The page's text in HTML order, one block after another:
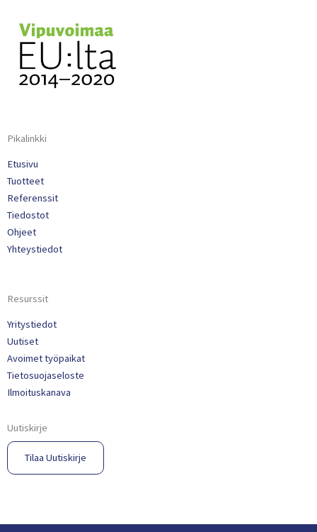
Pikalinkki
Etusivu
Tuotteet
Referenssit
Tiedostot
Ohjeet
Yhteystiedot
Resurssit
Yritystiedot
Uutiset
Avoimet työpaikat
Tietosuojaseloste
Ilmoituskanava
Uutiskirje
Tilaa Uutiskirje​